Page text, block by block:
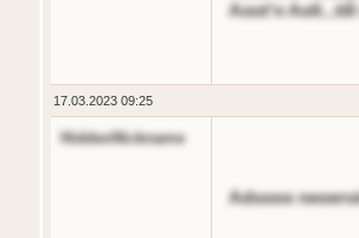
Aoot'n Aoll...till
17.03.2023 09:25
HiddenNickname
Adsooo